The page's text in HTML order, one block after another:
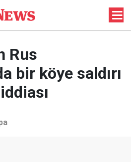
Rus
bir köye saldırı